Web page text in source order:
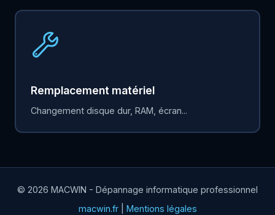
Remplacement matériel
Changement disque dur, RAM, écran...
© 2026 MACWIN - Dépannage informatique professionnel
macwin.fr| Mentions légales